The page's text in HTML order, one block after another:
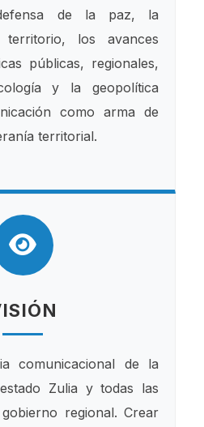
de la paz, la
los avances
públicas, regionales,
y la geopolítica
como arma de
territorial.
comunicacional de la
Zulia y todas las
regional. Crear